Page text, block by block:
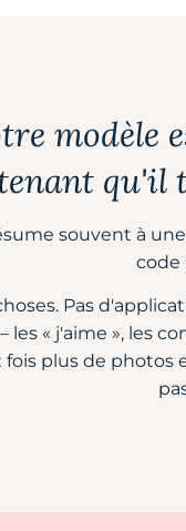
modèle
qu'il
souvent à
code
Pas
les « j'aime », les
fois plus de